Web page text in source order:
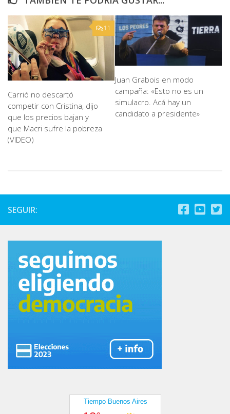
11
Carrió no descartó
competir con Cristina, dijo
que los precios bajan y
que Macri sufre la pobreza
(VIDEO)
Juan Grabois en modo
campaña: «Esto no es un
simulacro. Acá hay un
candidato a presidente»
SEGUIR: